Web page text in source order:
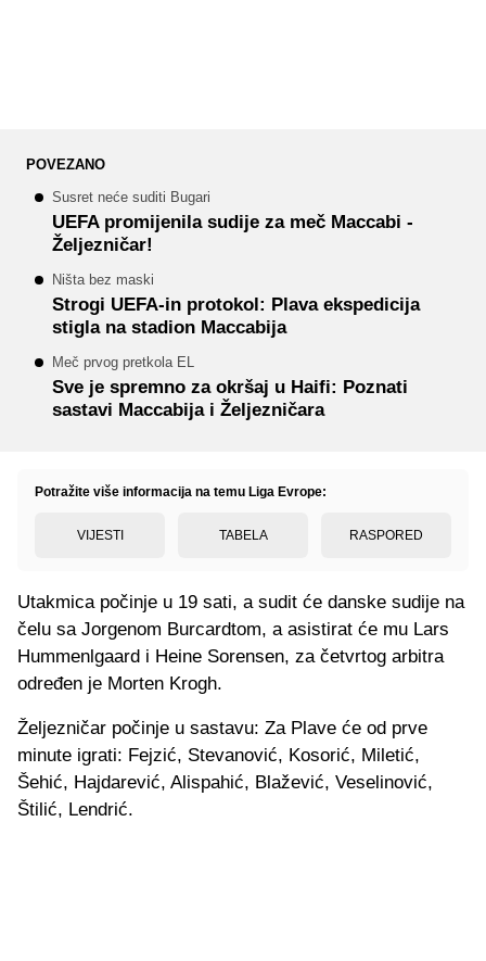
POVEZANO
Susret neće suditi Bugari
UEFA promijenila sudije za meč Maccabi -
Željezničar!
Ništa bez maski
Strogi UEFA-in protokol: Plava ekspedicija
stigla na stadion Maccabija
Meč prvog pretkola EL
Sve je spremno za okršaj u Haifi: Poznati
sastavi Maccabija i Željezničara
Potražite više informacija na temu Liga Evrope:
VIJESTI TABELA RASPORED
Utakmica počinje u 19 sati, a sudit će danske sudije na
čelu sa Jorgenom Burcardtom, a asistirat će mu Lars
Hummenlgaard i Heine Sorensen, za četvrtog arbitra
određen je Morten Krogh.
Željezničar počinje u sastavu: Za Plave će od prve
minute igrati: Fejzić, Stevanović, Kosorić, Miletić,
Šehić, Hajdarević, Alispahić, Blažević, Veselinović,
Štilić, Lendrić.